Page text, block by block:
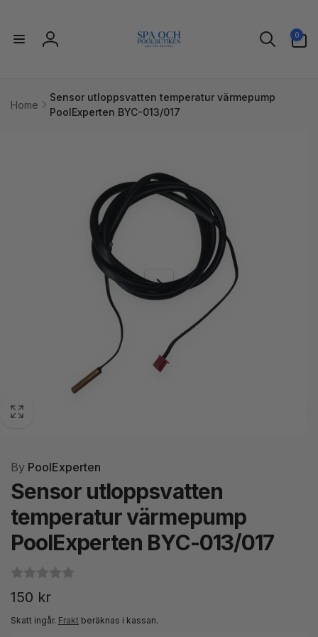
innehåll
Logga
0
artiklar
Home
Sensor utloppsvatten temperatur värmepump
PoolExperten BYC-013/017
By PoolExperten
Sensor utloppsvatten
temperatur värmepump
PoolExperten BYC-013/017
Ordinarie
pris
150 kr
Skatt ingår. Frakt beräknas i kassan.